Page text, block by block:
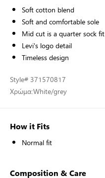
Soft cotton blend
Soft and comfortable sole
Mid cut is a quarter sock fit
Levi's logo detail
Timeless design
Style# 371570817
Χρώμα:White/grey
How it Fits
Normal fit
Composition & Care